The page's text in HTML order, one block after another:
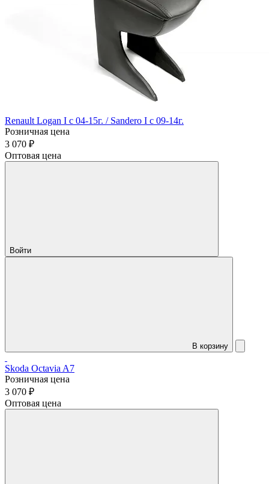
Renault Logan I с 04-15г. / Sandero I с 09-14г.
Розничная цена
3 070 ₽
Оптовая цена
Войти
В корзину
Skoda Octavia A7
Розничная цена
3 070 ₽
Оптовая цена